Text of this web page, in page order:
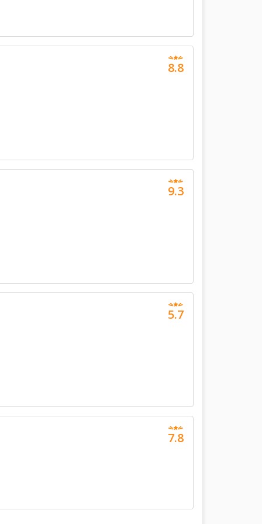
8.8
9.3
5.7
7.8